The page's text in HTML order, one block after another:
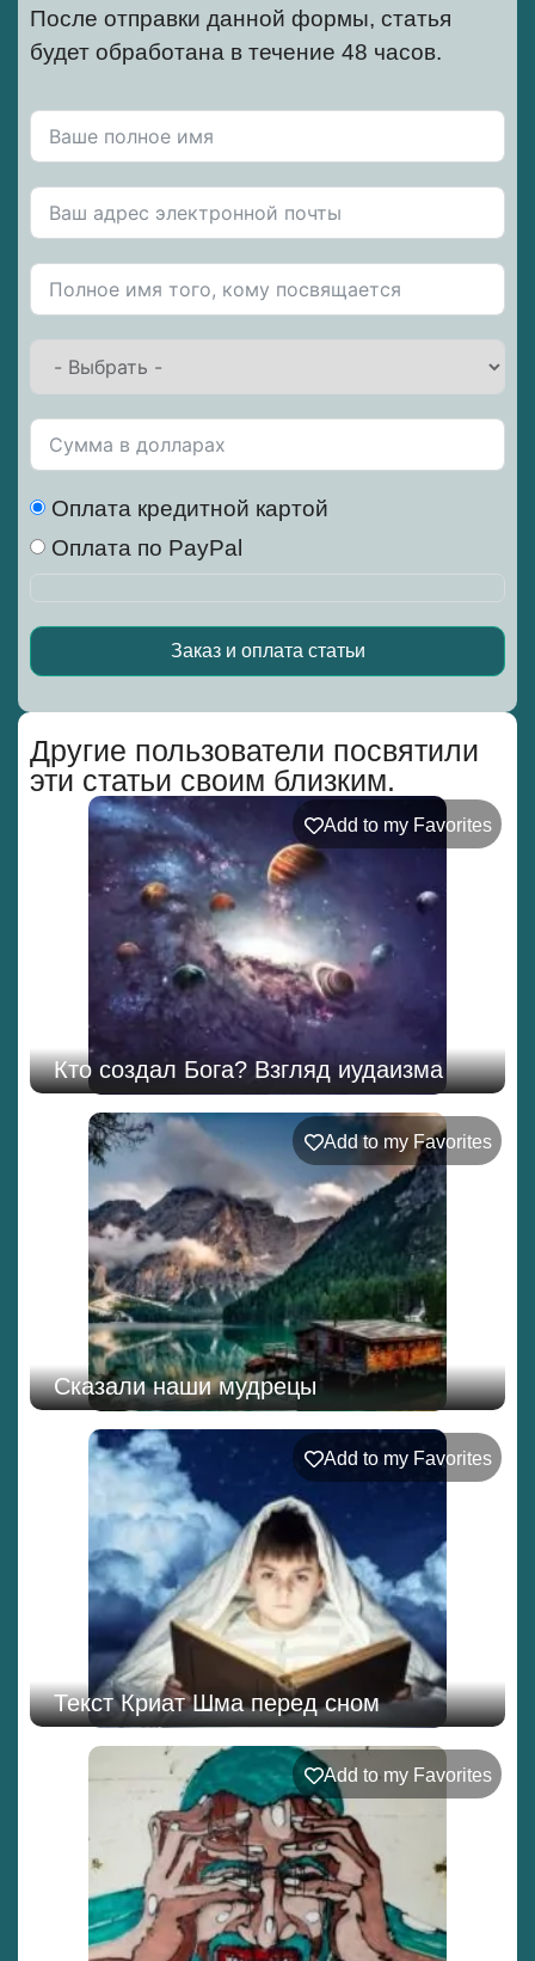
Другие пользователи посвятили
эти статьи своим близким.
Add to my Favorites
Кто создал Бога? Взгляд иудаизма
Add to my Favorites
Сказали наши мудрецы
Add to my Favorites
Текст Криат Шма перед сном
Add to my Favorites
После отправки данной формы, статья
будет обработана в течение 48 часов.
Оплата кредитной картой
Оплата по PayPal
Заказ и оплата статьи
Alternative: